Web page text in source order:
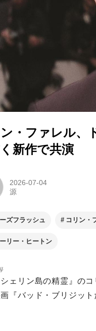
・ファレル、
新作で共演
2026-07-04
源
ズフラッシュ コリン・
リー・ヒートン
シェリン島の精霊』の
『バッド・ブリジッ